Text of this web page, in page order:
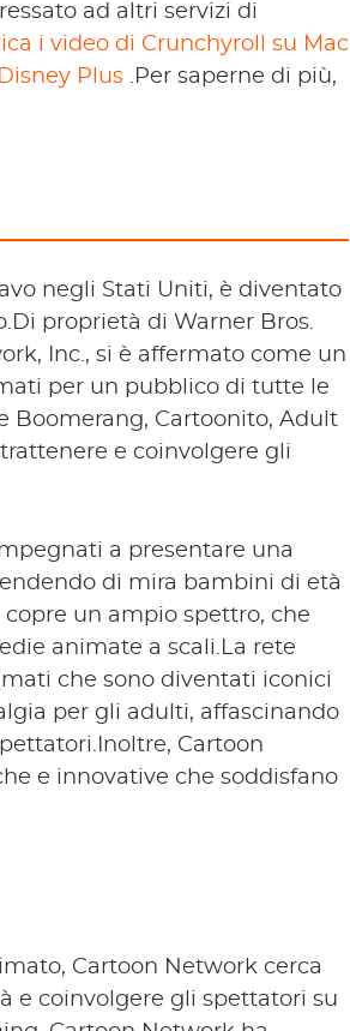
ad altri servizi di
i video di Crunchyroll su Mac
Plus .Per saperne di più,
negli Stati Uniti, è diventato
proprietà di Warner Bros.
Inc., si è affermato come un
per un pubblico di tutte le
Boomerang, Cartoonito, Adult
e coinvolgere gli
a presentare una
di mira bambini di età
un ampio spettro, che
animate a scali.La rete
che sono diventati iconici
per gli adulti, affascinando
Cartoon
e innovative che soddisfano
Cartoon Network cerca
e coinvolgere gli spettatori su